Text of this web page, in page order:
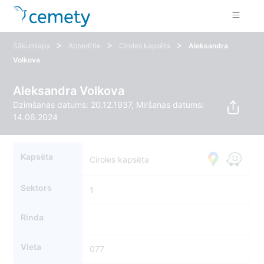
Sākumlapa > Apbedītie > Ciroles kapsēta >
Aleksandra
Volkova
Aleksandra Volkova
Dzimšanas datums: 20.12.1937, Miršanas datums:
14.06.2024
Kapsēta Ciroles kapsēta
Sektors 1
Rinda
Vieta 077